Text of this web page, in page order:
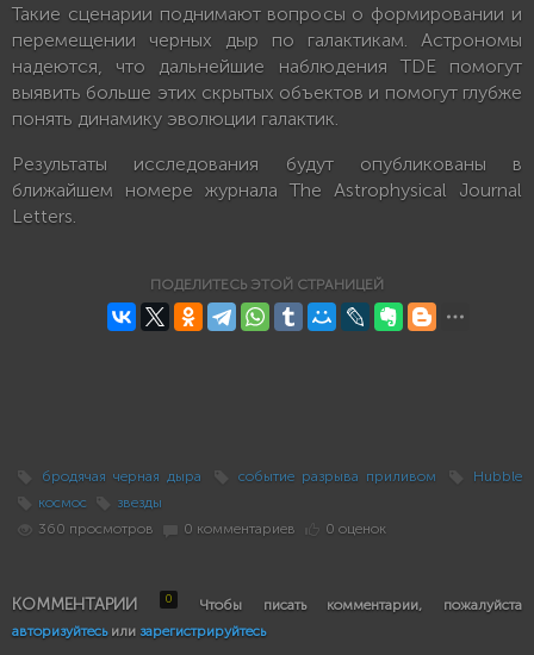
Такие сценарии поднимают вопросы о формировании и
перемещении черных дыр по галактикам. Астрономы
надеются, что дальнейшие наблюдения TDE помогут
выявить больше этих скрытых объектов и помогут глубже
понять динамику эволюции галактик.
Результаты исследования будут опубликованы в
ближайшем номере журнала The Astrophysical Journal
Letters.
ПОДЕЛИТЕСЬ ЭТОЙ СТРАНИЦЕЙ
бродячая черная дыра событие разрыва приливом
Hubble
космос
звезды
360 просмотров
0 комментариев 0 оценок
КОММЕНТАРИИ 0
Чтобы писать комментарии, пожалуйста
авторизуйтесьили зарегистрируйтесь